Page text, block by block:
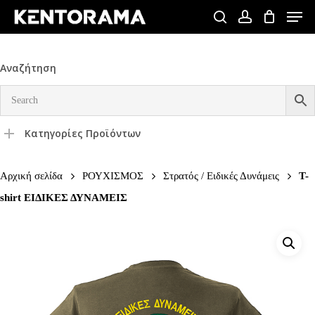
Skip
content
searchaccount
Menu
Αναζήτηση
Κατηγορίες Προϊόντων
Αρχική σελίδα ΡΟΥΧΙΣΜΟΣ Στρατός / Ειδικές Δυνάμεις
T-
shirt ΕΙΔΙΚΕΣ ΔΥΝΑΜΕΙΣ